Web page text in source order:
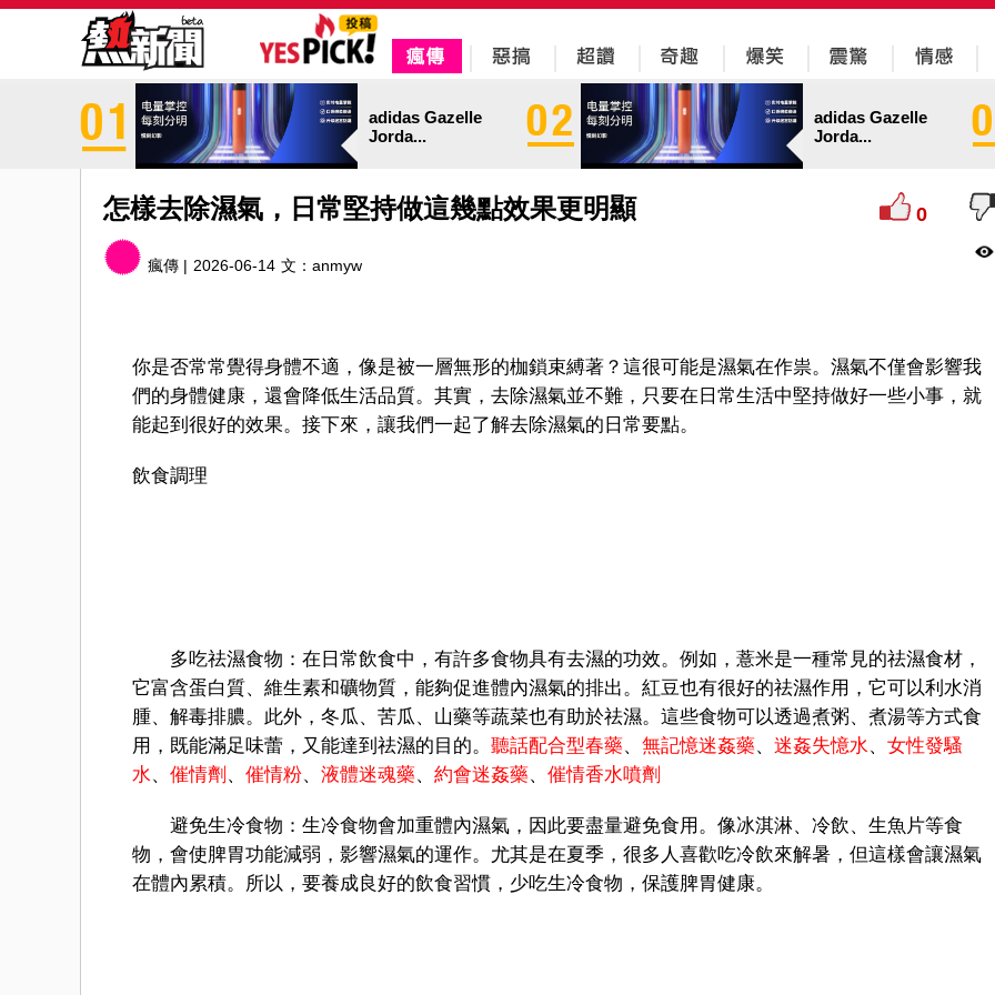
adidas Gazelle
Jorda...
adidas Gazelle
Jorda...
怎樣去除濕氣，日常堅持做這幾點效果更明顯 0
瘋傳 | 2026-06-14 文： anmyw
你是否常常覺得身體不適，像是被一層無形的枷鎖束縛著？這很可能是濕氣在作祟。濕氣不僅會影響我
們的身體健康，還會降低生活品質。其實，去除濕氣並不難，只要在日常生活中堅持做好一些小事，就
能起到很好的效果。接下來，讓我們一起了解去除濕氣的日常要點。
飲食調理
多吃祛濕食物：在日常飲食中，有許多食物具有去濕的功效。例如，薏米是一種常見的祛濕食材，
它富含蛋白質、維生素和礦物質，能夠促進體內濕氣的排出。紅豆也有很好的祛濕作用，它可以利水消
腫、解毒排膿。此外，冬瓜、苦瓜、山藥等蔬菜也有助於祛濕。這些食物可以透過煮粥、煮湯等方式食
用，既能滿足味蕾，又能達到祛濕的目的。 聽話配合型春藥、 無記憶迷姦藥、 迷姦失憶水、 女性發騷
水、 催情劑 、 催情粉、 液體迷魂藥、 約會迷姦藥、 催情香水噴劑
避免生冷食物：生冷食物會加重體內濕氣，因此要盡量避免食用。像冰淇淋、冷飲、生魚片等食
物，會使脾胃功能減弱，影響濕氣的運作。尤其是在夏季，很多人喜歡吃冷飲來解暑，但這樣會讓濕氣
在體內累積。所以，要養成良好的飲食習慣，少吃生冷食物，保護脾胃健康。